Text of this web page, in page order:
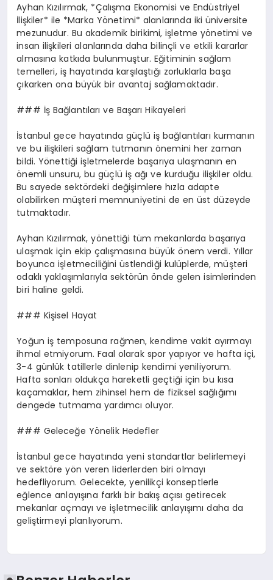
Ayhan Kızılırmak, *Çalışma Ekonomisi ve Endüstriyel
İlişkiler* ile *Marka Yönetimi* alanlarında iki üniversite
mezunudur. Bu akademik birikimi, işletme yönetimi ve
insan ilişkileri alanlarında daha bilinçli ve etkili kararlar
almasına katkıda bulunmuştur. Eğitiminin sağlam
temelleri, iş hayatında karşılaştığı zorluklarla başa
çıkarken ona büyük bir avantaj sağlamaktadır.
### İş Bağlantıları ve Başarı Hikayeleri
İstanbul gece hayatında güçlü iş bağlantıları kurmanın
ve bu ilişkileri sağlam tutmanın önemini her zaman
bildi. Yönettiği işletmelerde başarıya ulaşmanın en
önemli unsuru, bu güçlü iş ağı ve kurduğu ilişkiler oldu.
Bu sayede sektördeki değişimlere hızla adapte
olabilirken müşteri memnuniyetini de en üst düzeyde
tutmaktadır.
Ayhan Kızılırmak, yönettiği tüm mekanlarda başarıya
ulaşmak için ekip çalışmasına büyük önem verdi. Yıllar
boyunca işletmeciliğini üstlendiği kulüplerde, müşteri
odaklı yaklaşımlarıyla sektörün önde gelen isimlerinden
biri haline geldi.
### Kişisel Hayat
Yoğun iş temposuna rağmen, kendime vakit ayırmayı
ihmal etmiyorum. Faal olarak spor yapıyor ve hafta içi,
3-4 günlük tatillerle dinlenip kendimi yeniliyorum.
Hafta sonları oldukça hareketli geçtiği için bu kısa
kaçamaklar, hem zihinsel hem de fiziksel sağlığımı
dengede tutmama yardımcı oluyor.
### Geleceğe Yönelik Hedefler
İstanbul gece hayatında yeni standartlar belirlemeyi
ve sektöre yön veren liderlerden biri olmayı
hedefliyorum. Gelecekte, yenilikçi konseptlerle
eğlence anlayışına farklı bir bakış açısı getirecek
mekanlar açmayı ve işletmecilik anlayışımı daha da
geliştirmeyi planlıyorum.